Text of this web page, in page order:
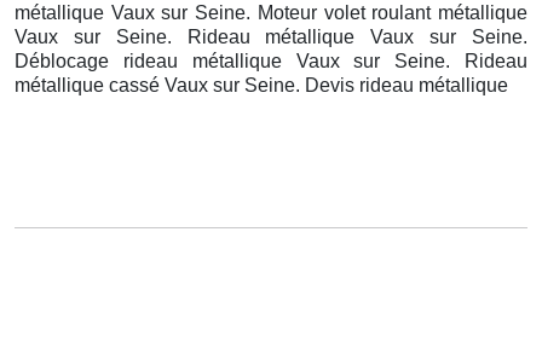
métallique Vaux sur Seine. Moteur volet roulant métallique
Vaux sur Seine. Rideau métallique Vaux sur Seine.
Déblocage rideau métallique Vaux sur Seine. Rideau
métallique cassé Vaux sur Seine. Devis rideau métallique